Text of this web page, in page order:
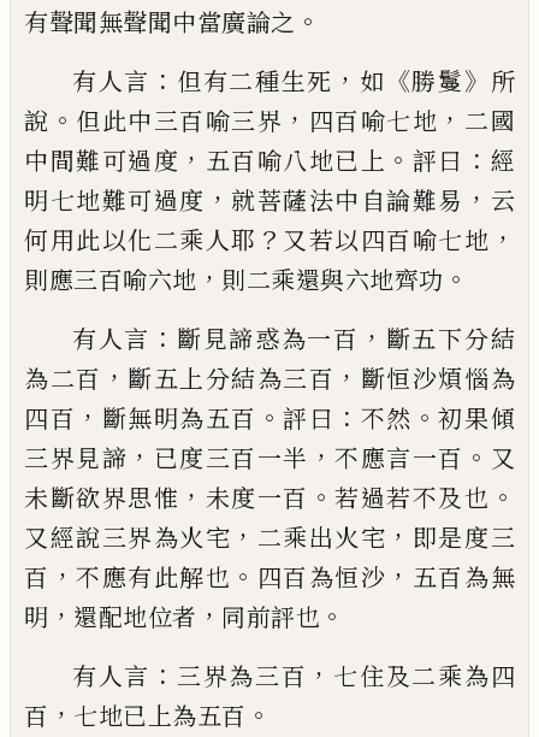
有聲聞無聲聞中當廣論之 。
有人言 ： 但有二種生死 ， 如 《勝鬘》 所
說 。 但此中三百喻三界 ， 四百喻七地 ， 二國
中間難可過度 ， 五百喻八地已上 。 評曰 ： 經
明七地難可過度 ， 就菩薩法中自論難易 ， 云
何用此以化二乘人耶 ？ 又若以四百喻七地 ，
則應三百喻六地 ， 則二乘還與六地齊功 。
有人言 ： 斷見諦惑為一百 ， 斷五下分結
為二百 ， 斷五上分結為三百 ， 斷恒沙煩惱為
四百 ， 斷無明為五百 。評曰 ： 不然 。初果傾
三界見諦 ， 已度三百一半 ，不應言一百 。 又
未斷欲界思惟 ， 未度一百 。若過若不及也 。
又經說三界為火宅 ， 二乘出火宅 ， 即是度三
百 ，不應有此解也 。 四百為恒沙 ， 五百為無
明 ， 還配地位者 ， 同前評也 。
有人言 ： 三界為三百 ， 七住及二乘為四
百 ， 七地已上為五百 。